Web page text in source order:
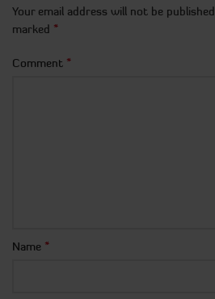
Your email address will not be
marked *
Comment *
Name *